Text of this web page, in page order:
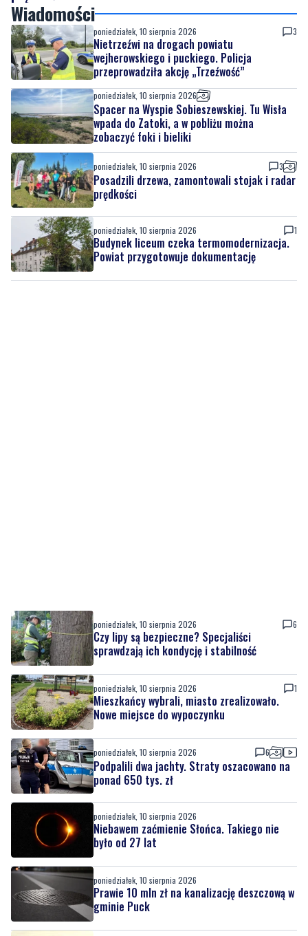
Wiadomości
poniedziałek, 10 sierpnia 2026 3
Nietrzeźwi na drogach powiatu
wejherowskiego i puckiego. Policja
przeprowadziła akcję „Trzeźwość”
poniedziałek, 10 sierpnia 2026
Spacer na Wyspie Sobieszewskiej. Tu Wisła
wpada do Zatoki, a w pobliżu można
zobaczyć foki i bieliki
poniedziałek, 10 sierpnia 2026 3
Posadzili drzewa, zamontowali stojak i radar
prędkości
poniedziałek, 10 sierpnia 2026 1
Budynek liceum czeka termomodernizacja.
Powiat przygotowuje dokumentację
poniedziałek, 10 sierpnia 2026 6
Czy lipy są bezpieczne? Specjaliści
sprawdzają ich kondycję i stabilność
poniedziałek, 10 sierpnia 2026 1
Mieszkańcy wybrali, miasto zrealizowało.
Nowe miejsce do wypoczynku
poniedziałek, 10 sierpnia 2026 6
Podpalili dwa jachty. Straty oszacowano na
ponad 650 tys. zł
poniedziałek, 10 sierpnia 2026
Niebawem zaćmienie Słońca. Takiego nie
było od 27 lat
poniedziałek, 10 sierpnia 2026
Prawie 10 mln zł na kanalizację deszczową w
gminie Puck